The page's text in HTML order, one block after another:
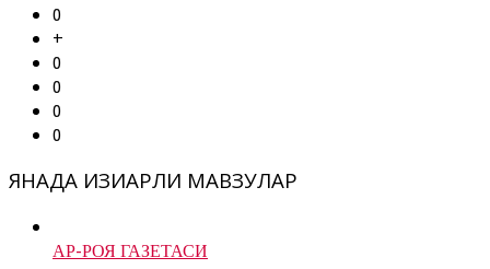
0
+
0
0
0
0
ЯНАДА ҚИЗИҚАРЛИ МАВЗУЛАР
АР-РОЯ ГАЗЕТАСИ